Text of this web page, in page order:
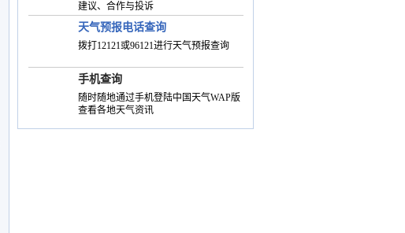
建议、合作与投诉
天气预报电话查询
拨打12121或96121进行天气预报查询
手机查询
随时随地通过手机登陆中国天气WAP版
查看各地天气资讯